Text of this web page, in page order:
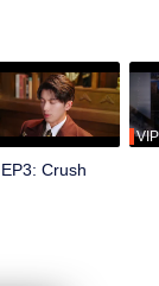
EP3: Crush
VIP